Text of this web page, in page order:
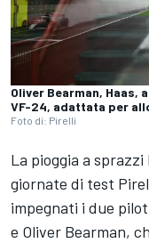
Oliver Bearman, Haas,
VF-24, adattata per
Foto di: Pirelli
La pioggia a
giornate di test
impegnati i due
e Oliver Bearman,